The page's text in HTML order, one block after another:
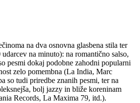
na dva osnovna glasbena stila ter
na minuto): na romantično salso,
pesmi dokaj podobne zahodni popularni
zelo pomembna (La India, Marc
so tudi priredbe znanih pesmi, ter na
bolj jazzy in bliže koreninam
Records, La Maxima 79, itd.).